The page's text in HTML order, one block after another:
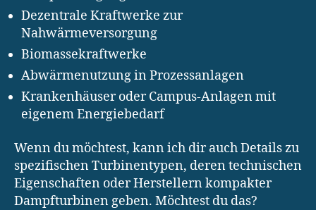
Dezentrale Kraftwerke zur
Nahwärmeversorgung
Biomassekraftwerke
Abwärmenutzung in Prozessanlagen
Krankenhäuser oder Campus-Anlagen mit
eigenem Energiebedarf
Wenn du möchtest, kann ich dir auch Details zu
spezifischen Turbinentypen, deren technischen
Eigenschaften oder Herstellern kompakter
Dampfturbinen geben. Möchtest du das?